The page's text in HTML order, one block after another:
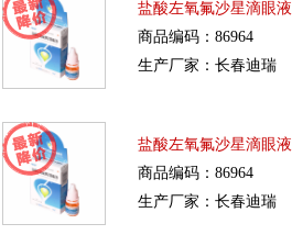
盐酸左氧氟沙星滴眼液
商品编码：86964
生产厂家：长春迪瑞
盐酸左氧氟沙星滴眼液
商品编码：86964
生产厂家：长春迪瑞